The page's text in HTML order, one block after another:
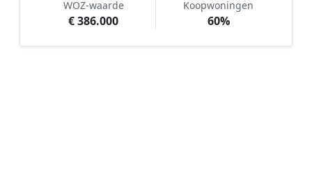
WOZ-waarde
€ 386.000
Koopwoningen
60%